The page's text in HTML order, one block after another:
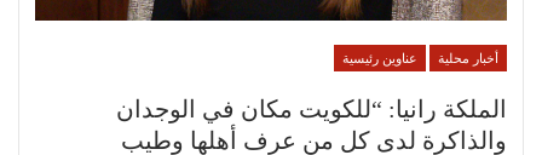
أخبار محلية عناوين رئيسية
الملكة رانيا: “للكويت مكان في الوجدان
والذاكرة لدى كل من عرف أهلها وطيب